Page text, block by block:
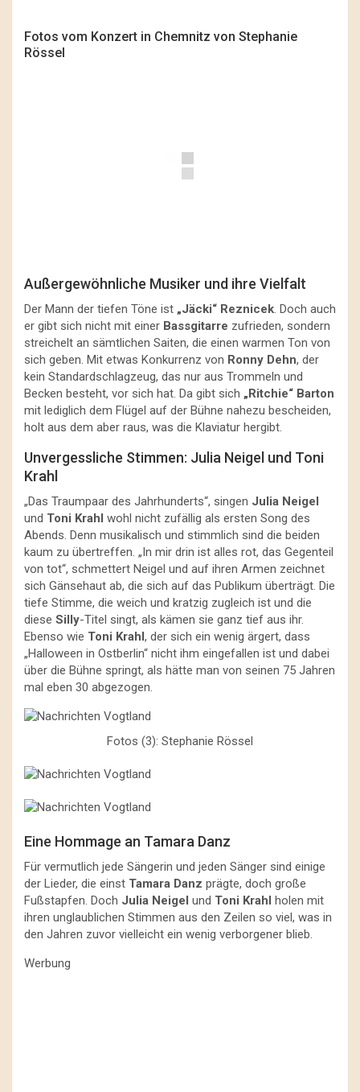
Fotos vom Konzert in Chemnitz von Stephanie
Rössel
Außergewöhnliche Musiker und ihre Vielfalt
Der Mann der tiefen Töne ist „Jäcki“ Reznicek. Doch auch
er gibt sich nicht mit einer Bassgitarre zufrieden, sondern
streichelt an sämtlichen Saiten, die einen warmen Ton von
sich geben. Mit etwas Konkurrenz von Ronny Dehn, der
kein Standardschlagzeug, das nur aus Trommeln und
Becken besteht, vor sich hat. Da gibt sich „Ritchie“ Barton
mit lediglich dem Flügel auf der Bühne nahezu bescheiden,
holt aus dem aber raus, was die Klaviatur hergibt.
Unvergessliche Stimmen: Julia Neigel und Toni
Krahl
„Das Traumpaar des Jahrhunderts“, singen Julia Neigel
und Toni Krahl wohl nicht zufällig als ersten Song des
Abends. Denn musikalisch und stimmlich sind die beiden
kaum zu übertreffen. „In mir drin ist alles rot, das Gegenteil
von tot“, schmettert Neigel und auf ihren Armen zeichnet
sich Gänsehaut ab, die sich auf das Publikum überträgt. Die
tiefe Stimme, die weich und kratzig zugleich ist und die
diese Silly-Titel singt, als kämen sie ganz tief aus ihr.
Ebenso wie Toni Krahl, der sich ein wenig ärgert, dass
„Halloween in Ostberlin“ nicht ihm eingefallen ist und dabei
über die Bühne springt, als hätte man von seinen 75 Jahren
mal eben 30 abgezogen.
Fotos (3): Stephanie Rössel
Eine Hommage an Tamara Danz
Für vermutlich jede Sängerin und jeden Sänger sind einige
der Lieder, die einst Tamara Danz prägte, doch große
Fußstapfen. Doch Julia Neigel und Toni Krahl holen mit
ihren unglaublichen Stimmen aus den Zeilen so viel, was in
den Jahren zuvor vielleicht ein wenig verborgener blieb.
Werbung